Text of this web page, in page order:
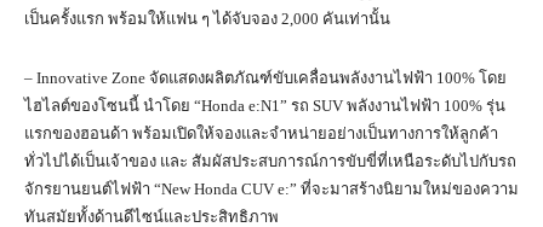
เป็นครั้งแรก พร้อมให้แฟน ๆ ได้จับจอง 2,000 คันเท่านั้น
– Innovative Zone จัดแสดงผลิตภัณฑ์ขับเคลื่อนพลังงานไฟฟ้า 100% โดย
ไฮไลต์ของโซนนี้ นำโดย “Honda e:N1” รถ SUV พลังงานไฟฟ้า 100% รุ่น
แรกของฮอนด้า พร้อมเปิดให้จองและจำหน่ายอย่างเป็นทางการให้ลูกค้า
ทั่วไปได้เป็นเจ้าของ และ สัมผัสประสบการณ์การขับขี่ที่เหนือระดับไปกับรถ
จักรยานยนต์ไฟฟ้า “New Honda CUV e:” ที่จะมาสร้างนิยามใหม่ของความ
ทันสมัยทั้งด้านดีไซน์และประสิทธิภาพ